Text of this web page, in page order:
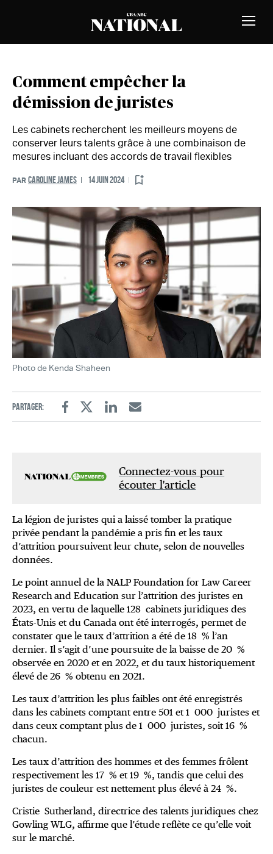
Comment empêcher la
démission de juristes
Les cabinets recherchent les meilleurs moyens de
conserver leurs talents grâce à une combinaison de
mesures incluant des accords de travail flexibles
PAR CAROLINE JAMES 14 JUIN 2024
Photo de Kenda Shaheen
Partager:
FacebookTwitterLinkedinEmail
Connectez-vous pour
écouter l'article
La légion de juristes qui a laissé tomber la pratique
privée pendant la pandémie a pris fin et les taux
d’attrition poursuivent leur chute, selon de nouvelles
données.
Le point annuel de la NALP Foundation for Law Career
Research and Education sur l’attrition des juristes en
2023, en vertu de laquelle 128 cabinets juridiques des
États-Unis et du Canada ont été interrogés, permet de
constater que le taux d’attrition a été de 18 % l’an
dernier. Il s’agit d’une poursuite de la baisse de 20 %
observée en 2020 et en 2022, et du taux historiquement
élevé de 26 % obtenu en 2021.
Les taux d’attrition les plus faibles ont été enregistrés
dans les cabinets comptant entre 501 et 1 000 juristes et
dans ceux comptant plus de 1 000 juristes, soit 16 %
chacun.
Les taux d’attrition des hommes et des femmes frôlent
respectivement les 17 % et 19 %, tandis que celui des
juristes de couleur est nettement plus élevé à 24 %.
Cristie Sutherland, directrice des talents juridiques chez
Gowling WLG, affirme que l’étude reflète ce qu’elle voit
sur le marché.